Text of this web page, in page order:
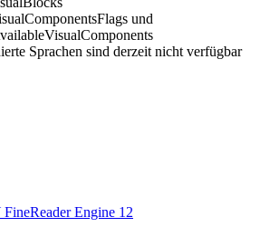
und
Sprachen sind derzeit nicht verfügbar
Engine 12